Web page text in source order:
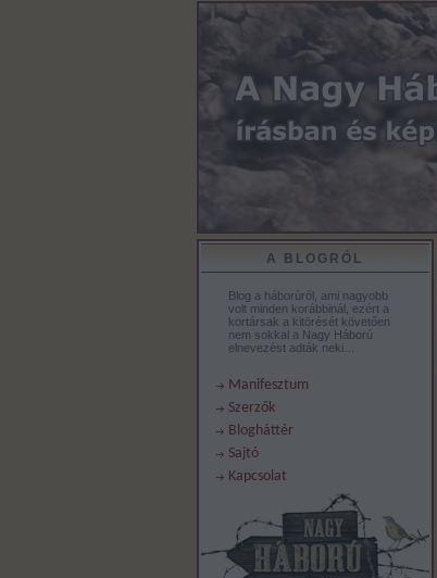
A BLOGRÓL
Blog a háborúról, ami nagyobb
volt minden korábbinál, ezért a
kortársak a kitörését követően
nem sokkal a Nagy Háború
elnevezést adták neki…
Manifesztum
Szerzők
Blogháttér
Sajtó
Kapcsolat